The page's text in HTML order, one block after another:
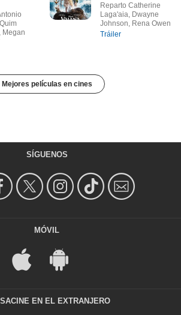
Megan
Reparto Catherine
Laga'aia, Dwayne
Johnson, Rena Owen
Tráiler
Mejores películas en cines
SÍGUENOS
MÓVIL
EN EL EXTRANJERO